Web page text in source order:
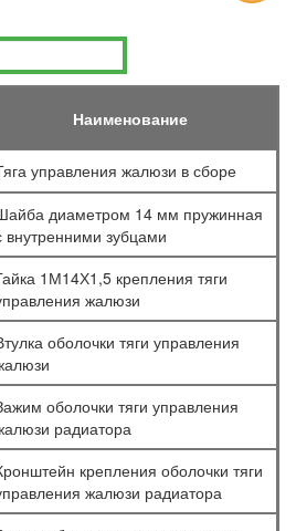
Наименование
управления жалюзи в сборе
диаметром 14 мм пружинная
внутренними зубцами
1М14Х1,5 крепления тяги
жалюзи
оболочки тяги управления
оболочки тяги управления
радиатора
крепления оболочки тяги
жалюзи радиатора